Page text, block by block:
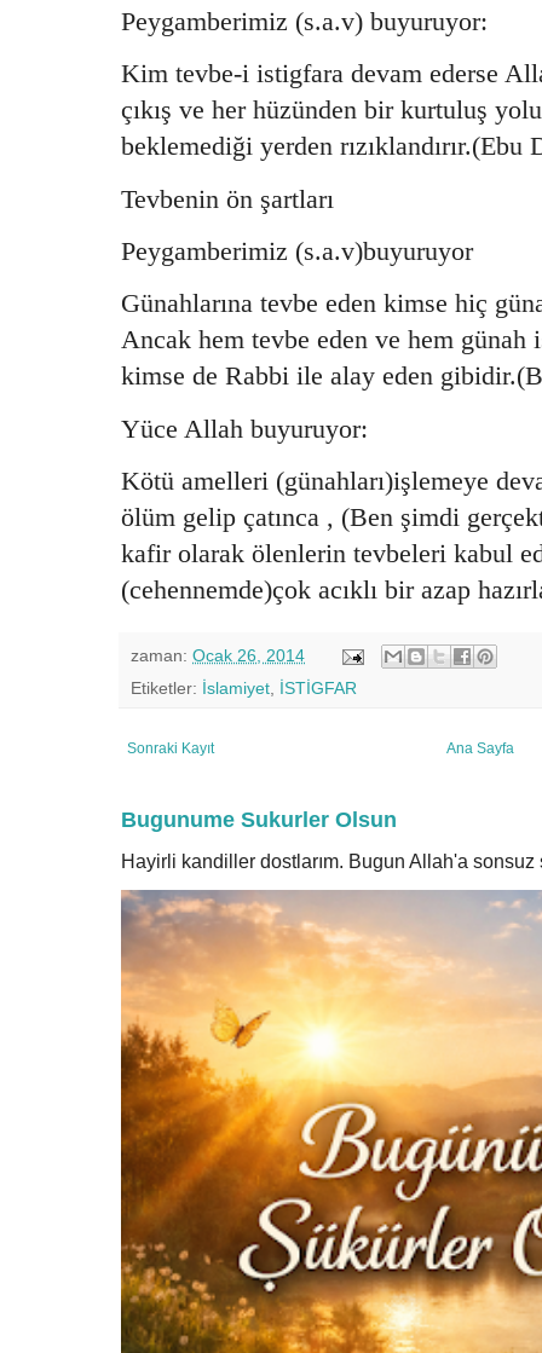
Peygamberimiz (s.a.v) buyuruyor:
Kim tevbe-i istigfara devam ederse
çıkış ve her hüzünden bir kurtuluş
beklemediği yerden
Tevbenin ön şartları
Peygamberimiz (s.a.v)buyuruyor
Günahlarına tevbe eden kimse hiç
Ancak hem tevbe eden ve hem günah
kimse de Rabbi ile alay eden
Yüce Allah buyuruyor:
Kötü amelleri (günahları)işlemeye
ölüm gelip çatınca , (Ben şimdi
kafir olarak ölenlerin tevbeleri kabul
(cehennemde)çok acıklı bir azap
zaman: Ocak 26, 2014
Etiketler: İslamiyet, İSTİGFAR
Sonraki Kayıt Ana Sayfa
Bugunume Sukurler Olsun
Hayirli kandiller dostlarım. Bugun Allah'a